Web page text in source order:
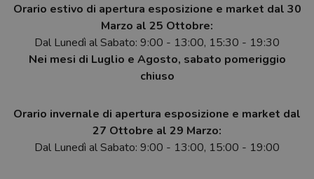
Orario estivo di apertura esposizione e market dal 30
Marzo al 25 Ottobre:
Dal Lunedì al Sabato: 9:00 - 13:00, 15:30 - 19:30
Nei mesi di Luglio e Agosto, sabato pomeriggio
chiuso
Orario invernale di apertura esposizione e market dal
27 Ottobre al 29 Marzo:
Dal Lunedì al Sabato: 9:00 - 13:00, 15:00 - 19:00